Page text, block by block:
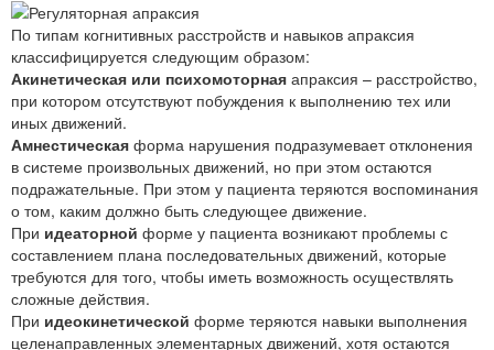
По типам когнитивных расстройств и навыков апраксия
классифицируется следующим образом:
Акинетическая или психомоторная апраксия – расстройство,
при котором отсутствуют побуждения к выполнению тех или
иных движений.
Амнестическая форма нарушения подразумевает отклонения
в системе произвольных движений, но при этом остаются
подражательные. При этом у пациента теряются воспоминания
о том, каким должно быть следующее движение.
При идеаторной форме у пациента возникают проблемы с
составлением плана последовательных движений, которые
требуются для того, чтобы иметь возможность осуществлять
сложные действия.
При идеокинетической форме теряются навыки выполнения
целенаправленных элементарных движений, хотя остаются